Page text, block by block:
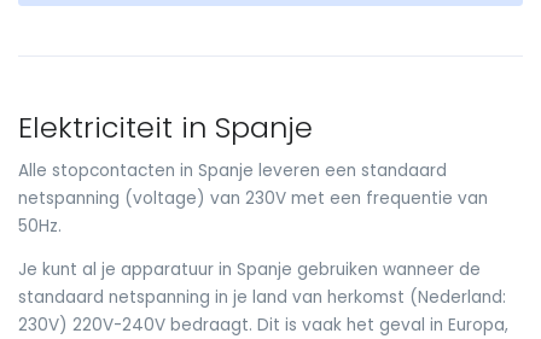
Elektriciteit in Spanje
Alle stopcontacten in Spanje leveren een standaard
netspanning (voltage) van 230V met een frequentie van
50Hz.
Je kunt al je apparatuur in Spanje gebruiken wanneer de
standaard netspanning in je land van herkomst (Nederland:
230V) 220V-240V bedraagt. Dit is vaak het geval in Europa,